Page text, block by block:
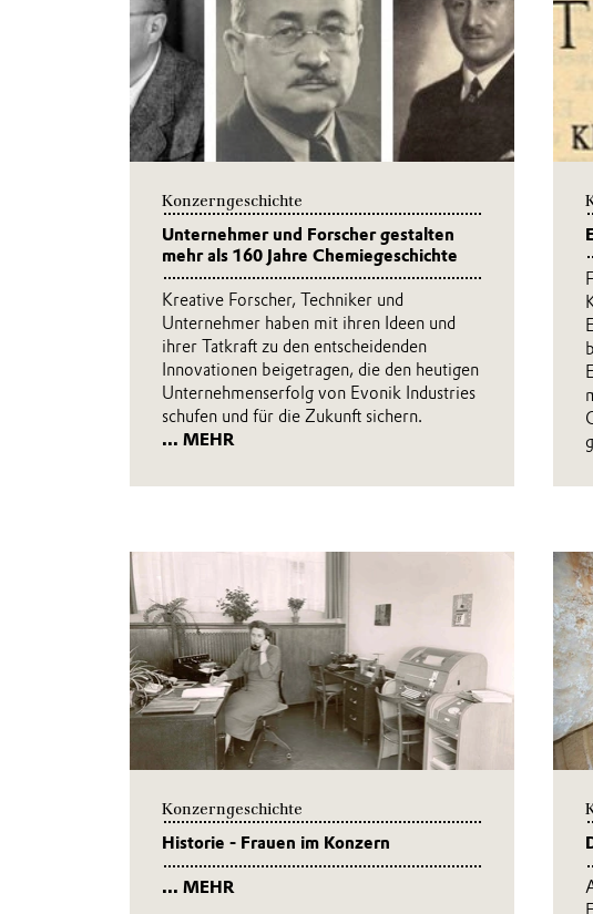
Konzerngeschichte
Unternehmer und Forscher gestalten
mehr als 160 Jahre Chemiegeschichte
Kreative Forscher, Techniker und
Unternehmer haben mit ihren Ideen und
ihrer Tatkraft zu den entscheidenden
Innovationen beigetragen, die den heutigen
Unternehmenserfolg von Evonik Industries
schufen und für die Zukunft sichern.
... MEHR
Konzerngeschichte
Historie - Frauen im Konzern
... MEHR